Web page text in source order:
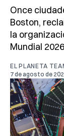
Once
Boston,
la
Mundial
EL PLANETA
7 de agosto de